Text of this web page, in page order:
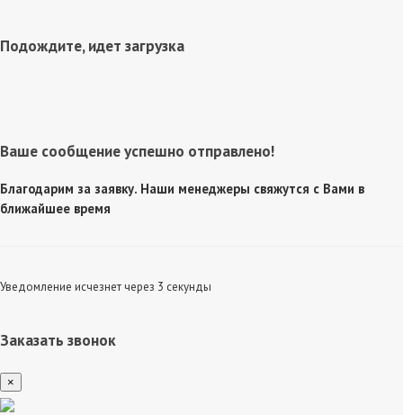
Подождите, идет загрузка
Ваше сообщение успешно отправлено!
Благодарим за заявку. Наши менеджеры свяжутся с Вами в
ближайшее время
Уведомление исчезнет через 3 секунды
Заказать звонок
×